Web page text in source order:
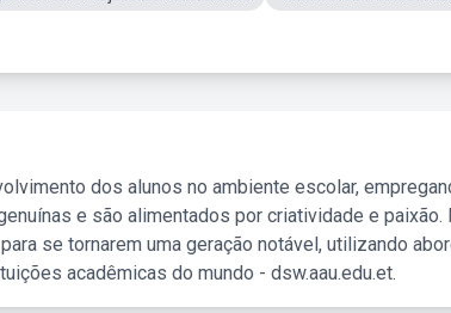
dos alunos no ambiente escolar,
e são alimentados por criatividade e paixão.
se tornarem uma geração notável, utilizando
acadêmicas do mundo - dsw.aau.edu.et.